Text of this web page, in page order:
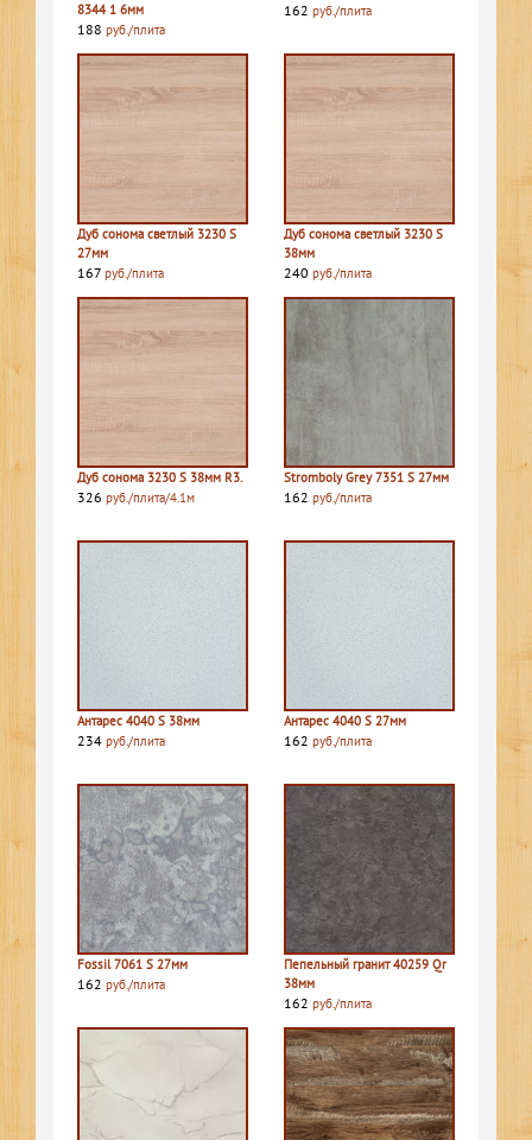
8344 1 6мм
188 руб./плита
162 руб./плита
Дуб сонома светлый 3230 S
27мм
167 руб./плита
Дуб сонома светлый 3230 S
38мм
240 руб./плита
Дуб сонома 3230 S 38мм R3.
326 руб./плита/4.1м
Stromboly Grey 7351 S 27мм
162 руб./плита
Антарес 4040 S 38мм
234 руб./плита
Антарес 4040 S 27мм
162 руб./плита
Fossil 7061 S 27мм
162 руб./плита
Пепельный гранит 40259 Qr
38мм
162 руб./плита